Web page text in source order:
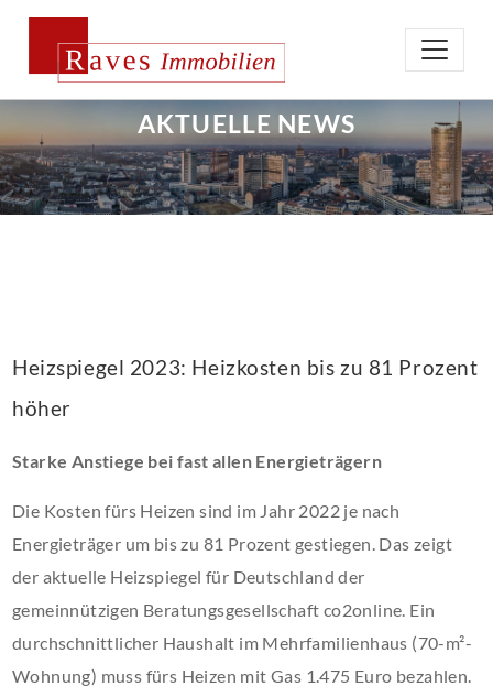
AKTUELLE NEWS
Heizspiegel 2023: Heizkosten bis zu 81 Prozent
höher
Starke Anstiege bei fast allen Energieträgern
Die Kosten fürs Heizen sind im Jahr 2022 je nach
Energieträger um bis zu 81 Prozent gestiegen. Das zeigt
der aktuelle Heizspiegel für Deutschland der
gemeinnützigen Beratungsgesellschaft co2online. Ein
durchschnittlicher Haushalt im Mehrfamilienhaus (70-m²-
Wohnung) muss fürs Heizen mit Gas 1.475 Euro bezahlen.